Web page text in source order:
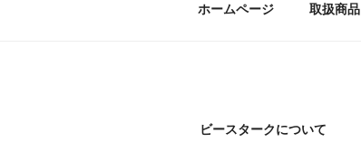
ホームページ 取扱商品
ビースタークについて